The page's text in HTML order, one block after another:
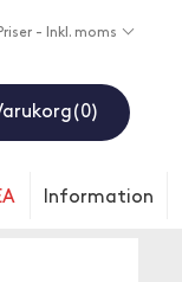
- Inkl. moms
0
Information